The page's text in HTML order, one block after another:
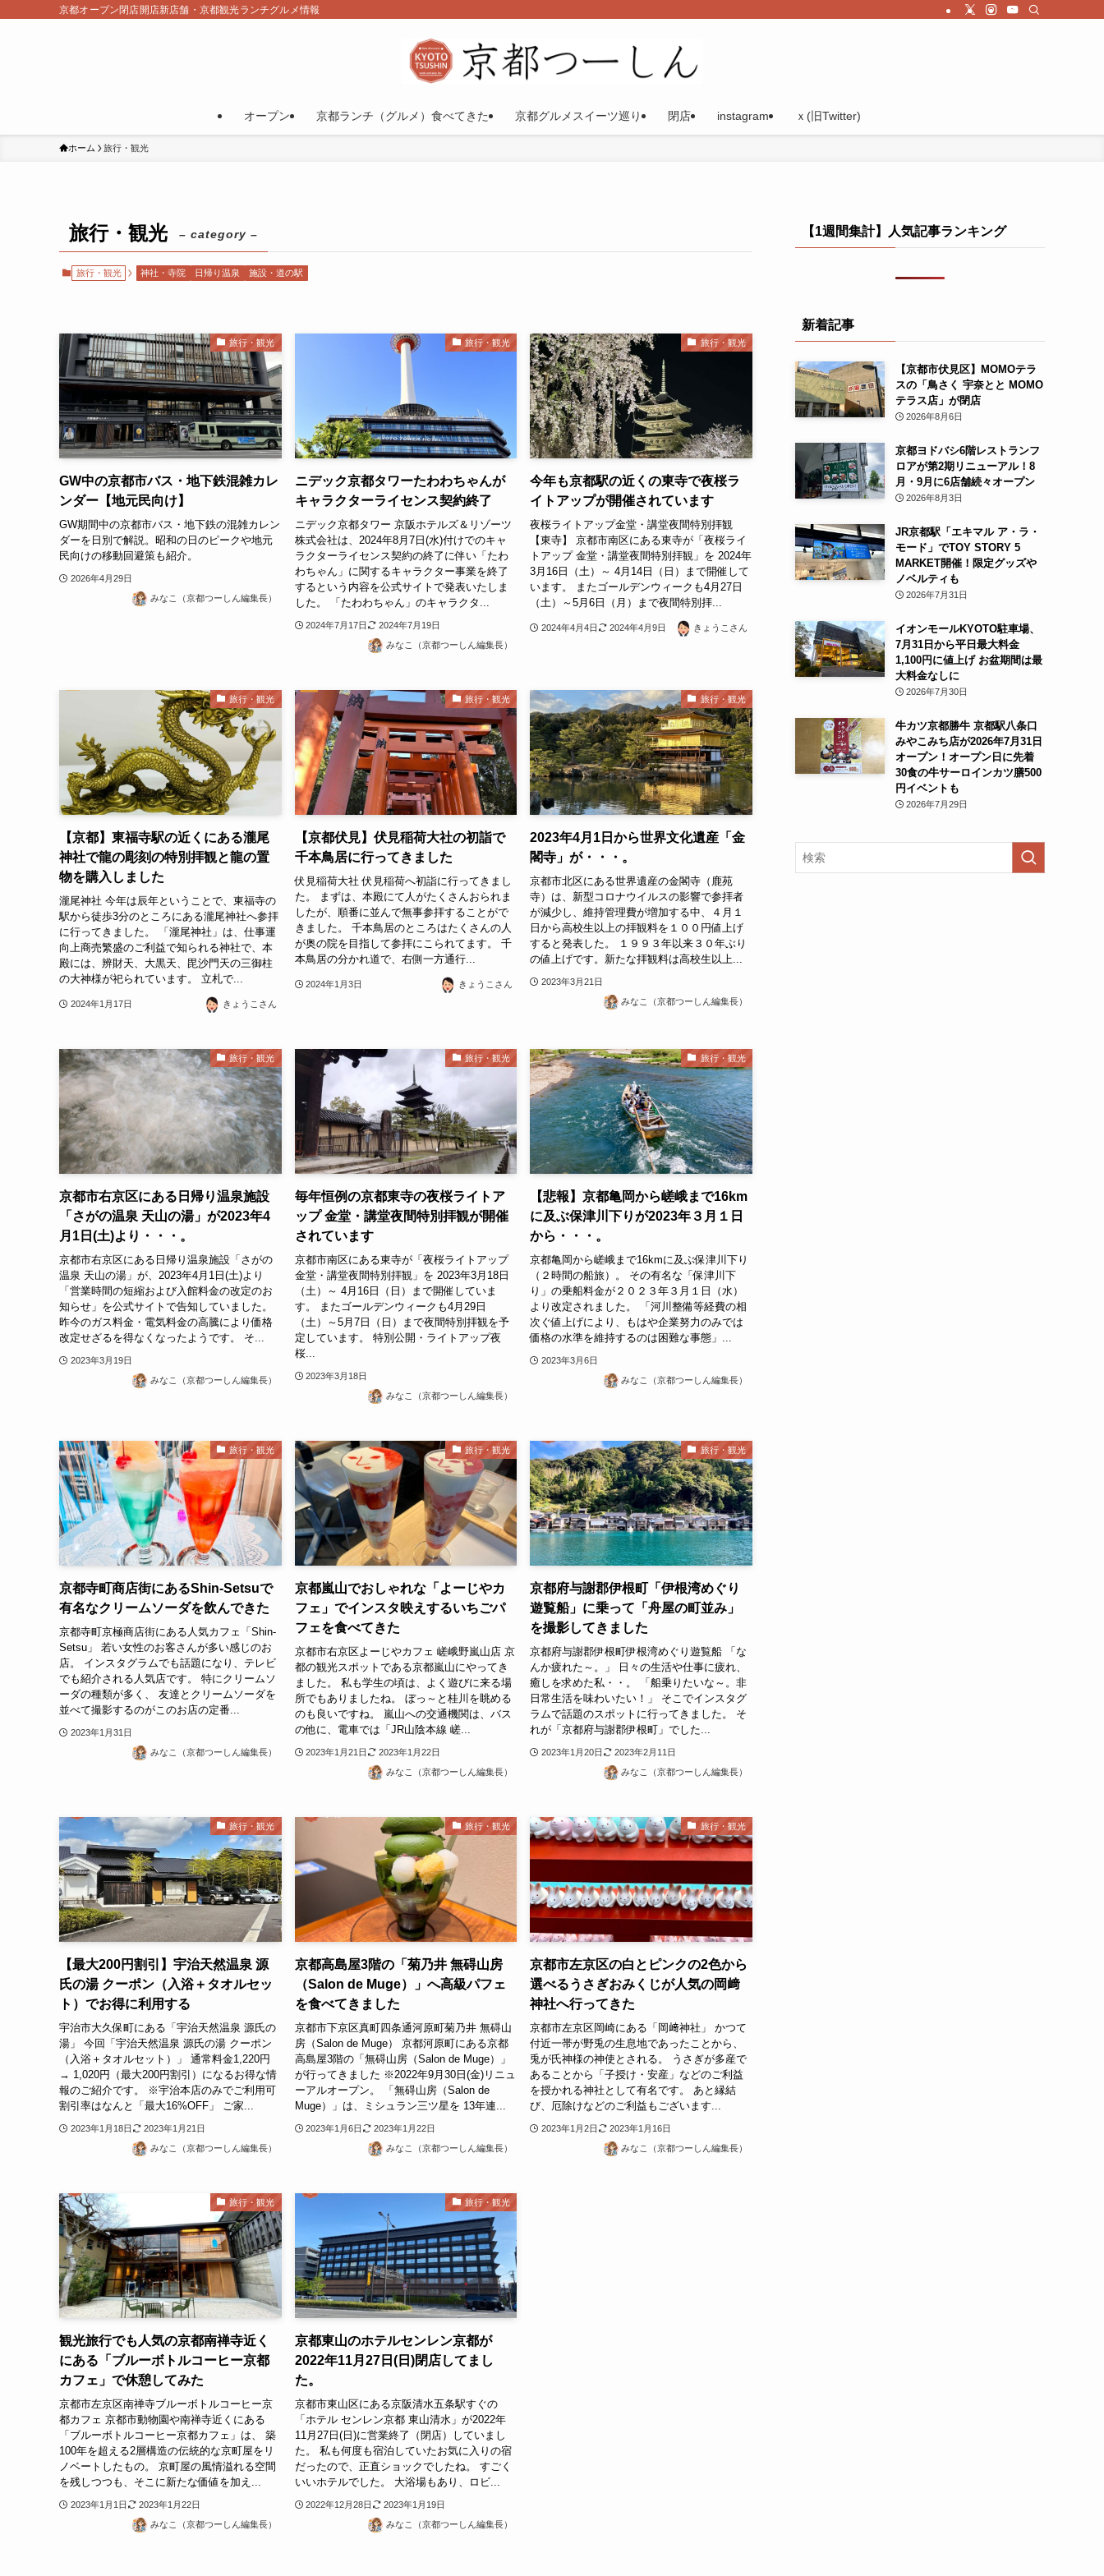
京都オープン閉店開店新店舗・京都観光ランチグルメ情報
オープン 京都ランチ（グルメ）食べてきた 京都グルメスイーツ巡り 閉店 instagram ｘ(旧Twitter)
ホーム 旅行・観光
旅行・観光 – category –
旅行・観光 神社・寺院 日帰り温泉 施設・道の駅
旅行・観光
GW中の京都市バス・地下鉄混雑カレ
ンダー【地元民向け】
GW期間中の京都市バス・地下鉄の混雑カレン
ダーを日別で解説。昭和の日のピークや地元
民向けの移動回避策も紹介。
2026年4月29日
みなこ（京都つーしん編集長）
旅行・観光
ニデック京都タワーたわわちゃんが
キャラクターライセンス契約終了
ニデック京都タワー 京阪ホテルズ＆リゾーツ
株式会社は、2024年8月7日(水)付けでのキャ
ラクターライセンス契約の終了に伴い「たわ
わちゃん」に関するキャラクター事業を終了
するという内容を公式サイトで発表いたしま
した。 「たわわちゃん」のキャラクタ...
2024年7月17日 2024年7月19日
みなこ（京都つーしん編集長）
旅行・観光
今年も京都駅の近くの東寺で夜桜ラ
イトアップが開催されています
夜桜ライトアップ金堂・講堂夜間特別拝観
【東寺】 京都市南区にある東寺が「夜桜ライ
トアップ 金堂・講堂夜間特別拝観」を 2024年
3月16日（土）～ 4月14日（日）まで開催して
います。 またゴールデンウィークも4月27日
（土）～5月6日（月）まで夜間特別拝...
2024年4月4日 2024年4月9日 きょうこさん
旅行・観光
【京都】東福寺駅の近くにある瀧尾
神社で龍の彫刻の特別拝観と龍の置
物を購入しました
瀧尾神社 今年は辰年ということで、東福寺の
駅から徒歩3分のところにある瀧尾神社へ参拝
に行ってきました。 「瀧尾神社」は、仕事運
向上商売繁盛のご利益で知られる神社で、本
殿には、辨財天、大黒天、毘沙門天の三御柱
の大神様が祀られています。 立札で...
2024年1月17日 きょうこさん
旅行・観光
【京都伏見】伏見稲荷大社の初詣で
千本鳥居に行ってきました
伏見稲荷大社 伏見稲荷へ初詣に行ってきまし
た。 まずは、本殿にて人がたくさんおられま
したが、順番に並んで無事参拝することがで
きました。 千本鳥居のところはたくさんの人
が奥の院を目指して参拝にこられてます。 千
本鳥居の分かれ道で、右側一方通行...
2024年1月3日 きょうこさん
旅行・観光
2023年4月1日から世界文化遺産「金
閣寺」が・・・。
京都市北区にある世界遺産の金閣寺（鹿苑
寺）は、新型コロナウイルスの影響で参拝者
が減少し、維持管理費が増加する中、４月１
日から高校生以上の拝観料を１００円値上げ
すると発表した。 １９９３年以来３０年ぶり
の値上げです。新たな拝観料は高校生以上...
2023年3月21日
みなこ（京都つーしん編集長）
旅行・観光
京都市右京区にある日帰り温泉施設
「さがの温泉 天山の湯」が2023年4
月1日(土)より・・・。
京都市右京区にある日帰り温泉施設「さがの
温泉 天山の湯」が、2023年4月1日(土)より
「営業時間の短縮および入館料金の改定のお
知らせ」を公式サイトで告知していました。
昨今のガス料金・電気料金の高騰により価格
改定せざるを得なくなったようです。 そ...
2023年3月19日
みなこ（京都つーしん編集長）
旅行・観光
毎年恒例の京都東寺の夜桜ライトア
ップ 金堂・講堂夜間特別拝観が開催
されています
京都市南区にある東寺が「夜桜ライトアップ
金堂・講堂夜間特別拝観」を 2023年3月18日
（土）～ 4月16日（日）まで開催していま
す。 またゴールデンウィークも4月29日
（土）～5月7日（日）まで夜間特別拝観を予
定しています。 特別公開・ライトアップ夜
桜...
2023年3月18日
みなこ（京都つーしん編集長）
旅行・観光
【悲報】京都亀岡から嵯峨まで16km
に及ぶ保津川下りが2023年３月１日
から・・・。
京都亀岡から嵯峨まで16kmに及ぶ保津川下り
（２時間の船旅）。 その有名な「保津川下
り」の乗船料金が２０２３年３月１日（水）
より改定されました。 「河川整備等経費の相
次ぐ値上げにより、もはや企業努力のみでは
価格の水準を維持するのは困難な事態」...
2023年3月6日
みなこ（京都つーしん編集長）
旅行・観光
京都寺町商店街にあるShin-Setsuで
有名なクリームソーダを飲んできた
京都寺町京極商店街にある人気カフェ「Shin-
Setsu」 若い女性のお客さんが多い感じのお
店。 インスタグラムでも話題になり、テレビ
でも紹介される人気店です。 特にクリームソ
ーダの種類が多く、 友達とクリームソーダを
並べて撮影するのがこのお店の定番...
2023年1月31日
みなこ（京都つーしん編集長）
旅行・観光
京都嵐山でおしゃれな「よーじやカ
フェ」でインスタ映えするいちごパ
フェを食べてきた
京都市右京区よーじやカフェ 嵯峨野嵐山店 京
都の観光スポットである京都嵐山にやってき
ました。 私も学生の頃は、よく遊びに来る場
所でもありましたね。 ぼっ～と桂川を眺める
のも良いですね。 嵐山への交通機関は、バス
の他に、電車では「JR山陰本線 嵯...
2023年1月21日 2023年1月22日
みなこ（京都つーしん編集長）
旅行・観光
京都府与謝郡伊根町「伊根湾めぐり
遊覧船」に乗って「舟屋の町並み」
を撮影してきました
京都府与謝郡伊根町伊根湾めぐり遊覧船 「な
んか疲れた～。」 日々の生活や仕事に疲れ、
癒しを求めた私・・。 「船乗りたいな～。非
日常生活を味わいたい！」 そこでインスタグ
ラムで話題のスポットに行ってきました。 そ
れが「京都府与謝郡伊根町」でした...
2023年1月20日 2023年2月11日
みなこ（京都つーしん編集長）
旅行・観光
【最大200円割引】宇治天然温泉 源
氏の湯 クーポン（入浴＋タオルセッ
ト）でお得に利用する
宇治市大久保町にある「宇治天然温泉 源氏の
湯」 今回「宇治天然温泉 源氏の湯 クーポン
（入浴＋タオルセット）」 通常料金1,220円
→ 1,020円（最大200円割引）になるお得な情
報のご紹介です。 ※宇治本店のみでご利用可
割引率はなんと「最大16%OFF」 ご家...
2023年1月18日 2023年1月21日
みなこ（京都つーしん編集長）
旅行・観光
京都高島屋3階の「菊乃井 無碍山房
（Salon de Muge）」へ高級パフェ
を食べてきました
京都市下京区真町四条通河原町菊乃井 無碍山
房（Salon de Muge） 京都河原町にある京都
高島屋3階の「無碍山房（Salon de Muge）」
が行ってきました ※2022年9月30日(金)リニュ
ーアルオープン。 「無碍山房（Salon de
Muge）」は、ミシュラン三ツ星を 13年連...
2023年1月6日 2023年1月22日
みなこ（京都つーしん編集長）
旅行・観光
京都市左京区の白とピンクの2色から
選べるうさぎおみくじが人気の岡﨑
神社へ行ってきた
京都市左京区岡崎にある「岡﨑神社」 かつて
付近一帯が野兎の生息地であったことから、
兎が氏神様の神使とされる。 うさぎが多産で
あることから「子授け・安産」などのご利益
を授かれる神社として有名です。 あと縁結
び、厄除けなどのご利益もございます...
2023年1月2日 2023年1月16日
みなこ（京都つーしん編集長）
旅行・観光
観光旅行でも人気の京都南禅寺近く
にある「ブルーボトルコーヒー京都
カフェ」で休憩してみた
京都市左京区南禅寺ブルーボトルコーヒー京
都カフェ 京都市動物園や南禅寺近くにある
「ブルーボトルコーヒー京都カフェ」は、 築
100年を超える2層構造の伝統的な京町屋をリ
ノベートしたもの。 京町屋の風情溢れる空間
を残しつつも、そこに新たな価値を加え...
2023年1月1日 2023年1月22日
みなこ（京都つーしん編集長）
旅行・観光
京都東山のホテルセンレン京都が
2022年11月27日(日)閉店してまし
た。
京都市東山区にある京阪清水五条駅すぐの
「ホテル センレン京都 東山清水」が2022年
11月27日(日)に営業終了（閉店）していまし
た。 私も何度も宿泊していたお気に入りの宿
だったので、正直ショックでしたね。 すごく
いいホテルでした。 大浴場もあり、ロビ...
2022年12月28日 2023年1月19日
みなこ（京都つーしん編集長）
【1週間集計】人気記事ランキング
新着記事
【京都市伏見区】MOMOテラ
スの「鳥さく 宇奈とと MOMO
テラス店」が閉店
2026年8月6日
京都ヨドバシ6階レストランフ
ロアが第2期リニューアル！8
月・9月に6店舗続々オープン
2026年8月3日
JR京都駅「エキマル ア・ラ・
モード」でTOY STORY 5
MARKET開催！限定グッズや
ノベルティも
2026年7月31日
イオンモールKYOTO駐車場、
7月31日から平日最大料金
1,100円に値上げ お盆期間は最
大料金なしに
2026年7月30日
牛カツ京都勝牛 京都駅八条口
みやこみち店が2026年7月31日
オープン！オープン日に先着
30食の牛サーロインカツ膳500
円イベントも
2026年7月29日